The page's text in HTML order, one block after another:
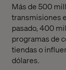
Más de 500
transmisiones
pasado, 400
programas de
tiendas o
dólares.